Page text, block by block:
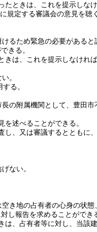
ときは、これを提示しなけ
に規定する審議会の意見を聴
るため緊急の必要がある
きる。
は、これを提示しなければ
。
る。
の附属機関として、豊田
述べることができる。
、又は審議するとともに
ない。
き地の占有者の心身の状
し報告を求めることができ
、占有者等に対し、当該